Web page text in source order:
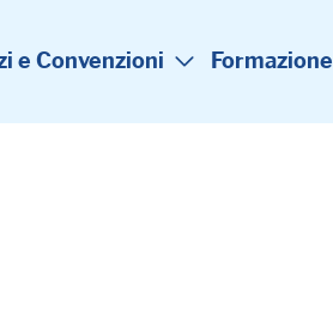
e Convenzioni Formazione